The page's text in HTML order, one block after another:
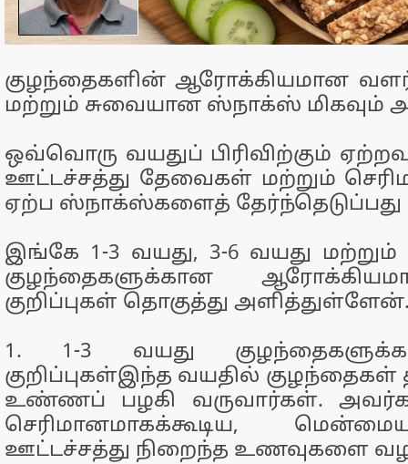
குழந்தைகளின் ஆரோக்கியமான
மற்றும் சுவையான ஸ்நாக்ஸ் மிகவும்
ஒவ்வொரு வயதுப் பிரிவிற்கும்
ஊட்டச்சத்து தேவைகள் மற்றும்
ஏற்ப ஸ்நாக்ஸ்களைத் தேர்ந்தெடுப்பது
இங்கே 1-3 வயது, 3-6 வயது
குழந்தைகளுக்கான
குறிப்புகள் தொகுத்து
1. 1-3 வயது
குறிப்புகள்இந்த வயதில்
உண்ணப் பழகி வருவார்கள்.
செரிமானமாகக்கூடிய,
ஊட்டச்சத்து நிறைந்த உணவுகளை